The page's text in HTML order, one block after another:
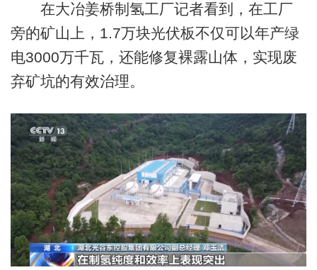
在大冶姜桥制氢工厂记者看到，在工厂
旁的矿山上，1.7万块光伏板不仅可以年产绿
电3000万千瓦，还能修复裸露山体，实现废
弃矿坑的有效治理。